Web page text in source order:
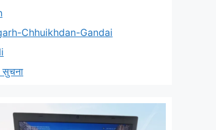
Chhuikhdan-Gandai
सुचना